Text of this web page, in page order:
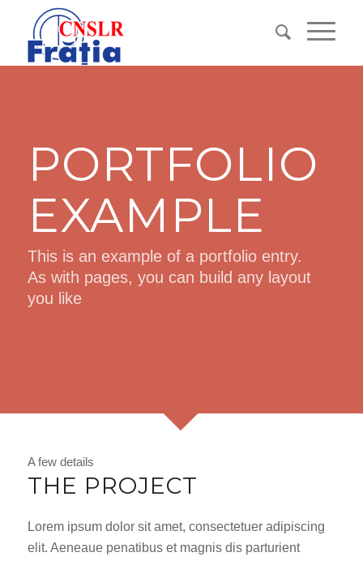
PORTFOLIO
EXAMPLE
This is an example of a portfolio entry.
As with pages, you can build any layout
you like
A few details
THE PROJECT
Lorem ipsum dolor sit amet, consectetuer adipiscing
elit. Aeneaue penatibus et magnis dis parturient